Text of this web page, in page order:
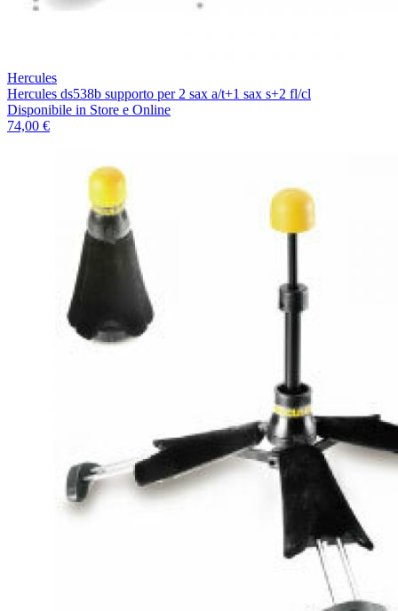
Hercules
Hercules ds538b supporto per 2 sax a/t+1 sax s+2 fl/cl
Disponibile in Store e Online
74,00 €